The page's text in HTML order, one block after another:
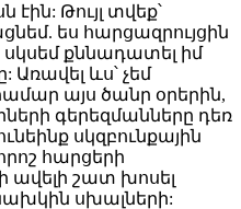
Թույլ տվեք՝
ես հարցազրույցին
սկսեմ քննադատել իմ
ևս՝ չեմ
այս ծանր օրերին,
գերեզմանները դեռ
սկզբունքային
հարցերի
ավելի շատ խոսել
սխալների: